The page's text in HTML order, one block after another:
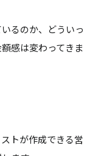
るのか、どういっ
感は変わってきま
トが作成できる営